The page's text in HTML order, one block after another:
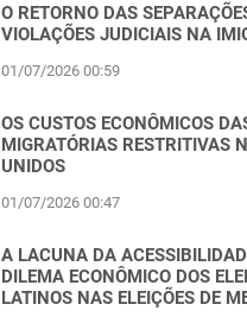
O RETORNO DAS
VIOLAÇÕES JUDICIAIS NA
01/07/2026 00:59
OS CUSTOS ECONÔMICOS
MIGRATÓRIAS RESTRITIVAS
UNIDOS
01/07/2026 00:47
A LACUNA DA
DILEMA ECONÔMICO DOS
LATINOS NAS ELEIÇÕES DE